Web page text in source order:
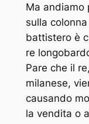
Ma andiamo
sulla
battistero è
re
Pare che il
milanese,
causando
la vendita o